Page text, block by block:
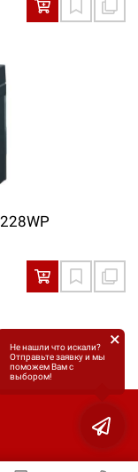
Не нашли что искали?
Отправьте заявку и мы
поможем Вам с
выбором!
×